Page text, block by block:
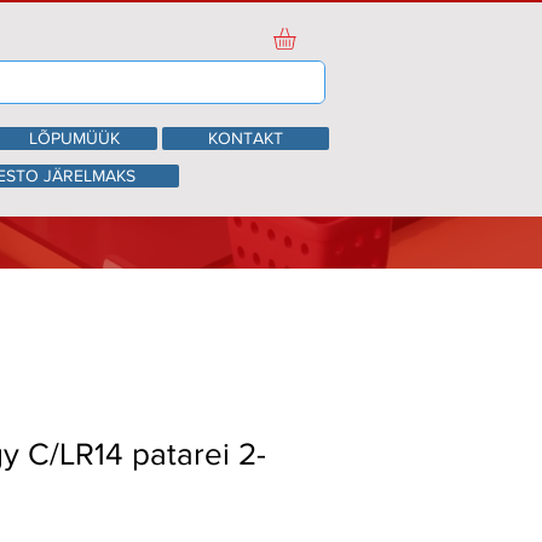
LÕPUMÜÜK
KONTAKT
JÄRELMAKS
C/LR14 patarei 2-